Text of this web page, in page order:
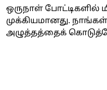
ஒருநாள் போட்டிகளில்
முக்கியமானது.
அழுத்தத்தைக்